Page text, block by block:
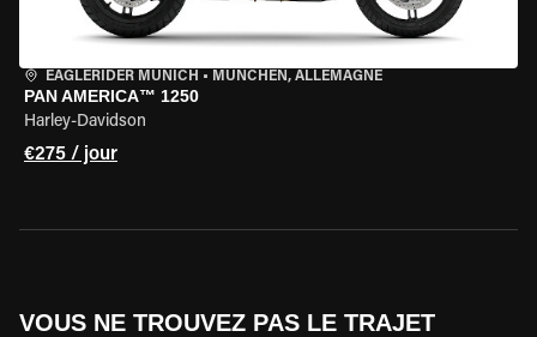
EAGLERIDER MUNICH • MÜNCHEN, ALLEMAGNE
PAN AMERICA™ 1250
Harley-Davidson
€275 / jour
VOUS NE TROUVEZ PAS LE TRAJET